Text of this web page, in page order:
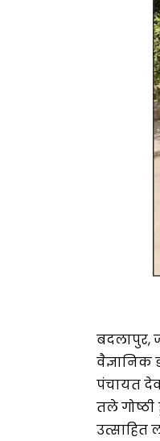
बदलापुर,
वैज्ञानिक
पंचायत
तले